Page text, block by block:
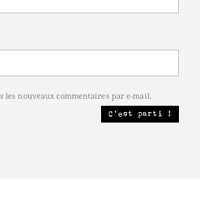
les nouveaux commentaires par e-mail.